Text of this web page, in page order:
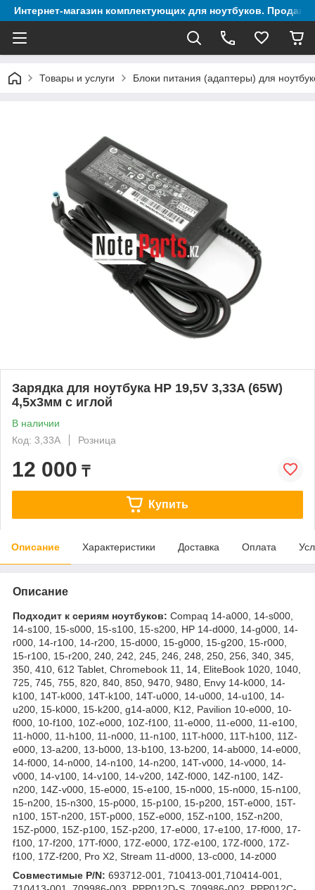
Интернет-магазин комплектующих для ноутбуков. Продажа
Товары и услуги Блоки питания (адаптеры) для
Зарядка для ноутбука HP 19,5V 3,33A (65W)
4,5x3мм с иглой
В наличии
Код: 3,33A
Розница
12 000 ₸
Купить
Описание Характеристики Доставка Оплата
Описание
Подходит к сериям ноутбуков: Compaq 14-a000, 14-s000,
14-s100, 15-s000, 15-s100, 15-s200, HP 14-d000, 14-g000, 14-
r000, 14-r100, 14-r200, 15-d000, 15-g000, 15-g200, 15-r000,
15-r100, 15-r200, 240, 242, 245, 246, 248, 250, 256, 340, 345,
350, 410, 612 Tablet, Chromebook 11, 14, EliteBook 1020, 1040,
725, 745, 755, 820, 840, 850, 9470, 9480, Envy 14-k000, 14-
k100, 14T-k000, 14T-k100, 14T-u000, 14-u000, 14-u100, 14-
u200, 15-k000, 15-k200, g14-a000, K12, Pavilion 10-e000, 10-
f000, 10-f100, 10Z-e000, 10Z-f100, 11-e000, 11-e000, 11-e100,
11-h000, 11-h100, 11-n000, 11-n100, 11T-h000, 11T-h100, 11Z-
e000, 13-a200, 13-b000, 13-b100, 13-b200, 14-ab000, 14-e000,
14-f000, 14-n000, 14-n100, 14-n200, 14T-v000, 14-v000, 14-
v000, 14-v100, 14-v100, 14-v200, 14Z-f000, 14Z-n100, 14Z-
n200, 14Z-v000, 15-e000, 15-e100, 15-n000, 15-n000, 15-n100,
15-n200, 15-n300, 15-p000, 15-p100, 15-p200, 15T-e000, 15T-
n100, 15T-n200, 15T-p000, 15Z-e000, 15Z-n100, 15Z-n200,
15Z-p000, 15Z-p100, 15Z-p200, 17-e000, 17-e100, 17-f000, 17-
f100, 17-f200, 17T-f000, 17Z-e000, 17Z-e100, 17Z-f000, 17Z-
f100, 17Z-f200, Pro X2, Stream 11-d000, 13-c000, 14-z000
Совместимые P/N: 693712-001, 710413-001,710414-001,